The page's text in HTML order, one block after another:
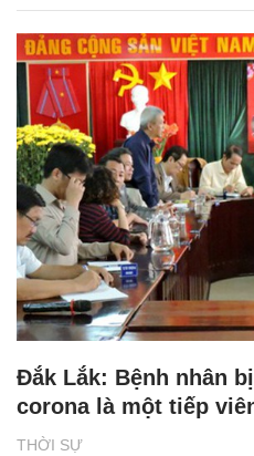
THỜI SỰ
Đắk Lắk: Bệnh nhân
corona là một tiếp